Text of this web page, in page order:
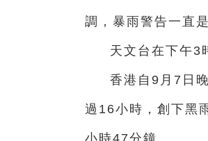
調，暴雨警告一直
天文台在下午3
香港自9月7日
過16小時，創下黑
小時47分鐘。